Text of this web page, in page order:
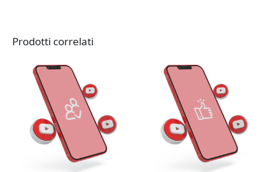
Prodotti correlati